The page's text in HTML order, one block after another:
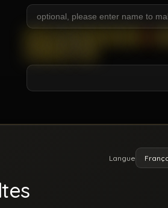
Langue